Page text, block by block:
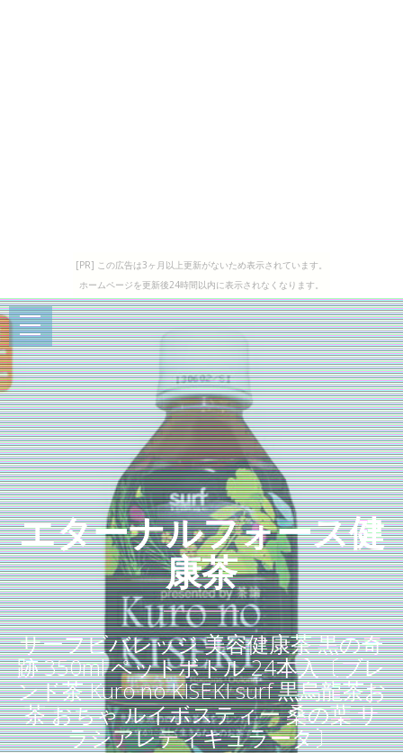
[PR] この広告は3ヶ月以上更新がないため表示されています。
ホームページを更新後24時間以内に表示されなくなります。
エターナルフォース健
康茶
サーフビバレッジ 美容健康茶 黒の奇
跡 350ml ペットボトル 24本入〔ブレ
ンド茶 Kuro no KISEKI surf 黒烏龍茶お
茶 おちゃ ルイボスティー 桑の葉 サ
ラシアレティキュラータ〕